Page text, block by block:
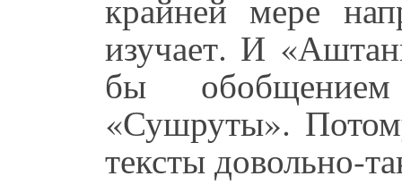
изучает. И
бы
«Сушруты».
тексты довольно-